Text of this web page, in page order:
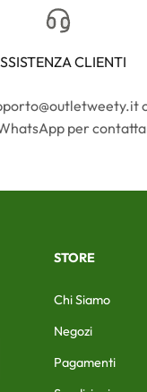
CLIENTI
per
STORE
Chi Siamo
Negozi
Pagamenti